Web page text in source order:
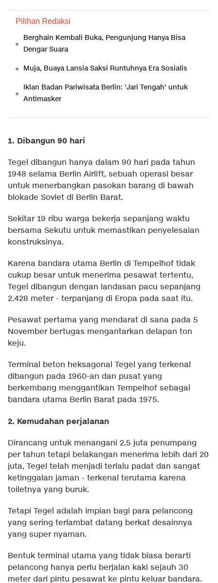
Pilihan Redaksi
Berghain Kembali Buka, Pengunjung Hanya Bisa
Dengar Suara
Muja, Buaya Lansia Saksi Runtuhnya Era Sosialis
Iklan Badan Pariwisata Berlin: 'Jari Tengah' untuk
Antimasker
1. Dibangun 90 hari
Tegel dibangun hanya dalam 90 hari pada tahun
1948 selama Berlin Airlift, sebuah operasi besar
untuk menerbangkan pasokan barang di bawah
blokade Soviet di Berlin Barat.
Sekitar 19 ribu warga bekerja sepanjang waktu
bersama Sekutu untuk memastikan penyelesaian
konstruksinya.
Karena bandara utama Berlin di Tempelhof tidak
cukup besar untuk menerima pesawat tertentu,
Tegel dibangun dengan landasan pacu sepanjang
2.428 meter - terpanjang di Eropa pada saat itu.
Pesawat pertama yang mendarat di sana pada 5
November bertugas mengantarkan delapan ton
keju.
Terminal beton heksagonal Tegel yang terkenal
dibangun pada 1960-an dan pusat yang
berkembang menggantikan Tempelhof sebagai
bandara utama Berlin Barat pada 1975.
2. Kemudahan perjalanan
Dirancang untuk menangani 2,5 juta penumpang
per tahun tetapi belakangan menerima lebih dari 20
juta, Tegel telah menjadi terlalu padat dan sangat
ketinggalan jaman - terkenal terutama karena
toiletnya yang buruk.
Tetapi Tegel adalah impian bagi para pelancong
yang sering terlambat datang berkat desainnya
yang super nyaman.
Bentuk terminal utama yang tidak biasa berarti
pelancong hanya perlu berjalan kaki sejauh 30
meter dari pintu pesawat ke pintu keluar bandara.